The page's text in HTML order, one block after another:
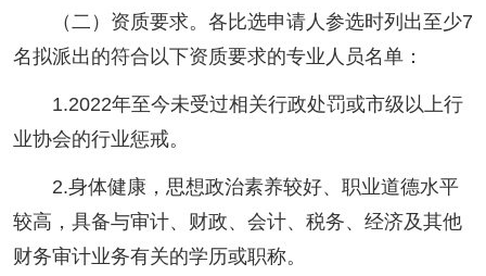
（二）资质要求。各比选申请人参选时列出至少7
名拟派出的符合以下资质要求的专业人员名单：
1.2022年至今未受过相关行政处罚或市级以上行
业协会的行业惩戒。
2.身体健康，思想政治素养较好、职业道德水平
较高，具备与审计、财政、会计、税务、经济及其他
财务审计业务有关的学历或职称。